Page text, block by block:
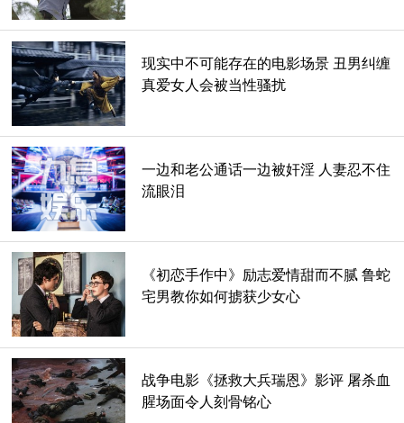
朋友，并把他们带到一个巨大的吸引力-一个世界由一个伟大
和勒死人的植物，它的水域里有巨大的尖牙鱼和可怕的海蛇吃
它们，在更远的海岸上有一头雷克斯暴龙。
那么这些角色绝望了吗?如果你被困在地下数英里的洞穴里，
被饥饿的居民追赶，你会绝望吗?当然不是。在电影中没有一
个时刻，任何人看起来都很害怕，即使是在从几千英尺的高空
垂直坠落的时候，他们也不害怕。在这个过程中，他们像跳伞
者一样拉着手，进行交谈。特雷弗说:“我们还在坠落!”
现实中不可能存在的电影场景 丑男纠缠
真爱女人会被当性骚扰
一边和老公通话一边被奸淫 人妻忍不住
流眼泪
《初恋手作中》励志爱情甜而不腻 鲁蛇
宅男教你如何掳获少女心
战争电影《拯救大兵瑞恩》影评 屠杀血
腥场面令人刻骨铭心